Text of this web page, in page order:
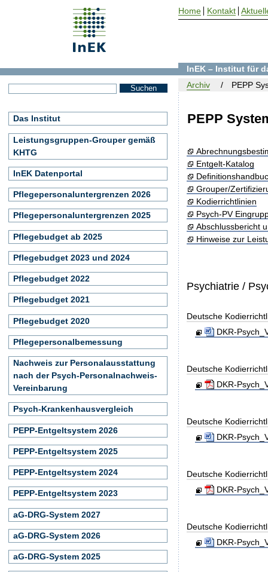
PEPP
Entgelt-Katalog
Grouper/
Kodierrichtlinien
Psych-PV
Abschlussbericht
Hinweise zur
Psychiatrie /
Deutsche
DKR-
Deutsche
DKR-
Deutsche
DKR-
Deutsche
DKR-
Deutsche
DKR-
InEK – Institut für
Archiv
PEPP
Das Institut
Leistungsgruppen-Grouper gemäß
KHTG
InEK Datenportal
Pflegepersonaluntergrenzen 2026
Pflegepersonaluntergrenzen 2025
Pflegebudget ab 2025
Pflegebudget 2023 und 2024
Pflegebudget 2022
Pflegebudget 2021
Pflegebudget 2020
Pflegepersonalbemessung
Nachweis zur Personalausstattung
nach der Psych-Personalnachweis-
Vereinbarung
Psych-Krankenhausvergleich
PEPP-Entgeltsystem 2026
PEPP-Entgeltsystem 2025
PEPP-Entgeltsystem 2024
PEPP-Entgeltsystem 2023
aG-DRG-System 2027
aG-DRG-System 2026
aG-DRG-System 2025
Home Kontakt